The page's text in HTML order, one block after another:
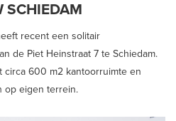
SCHIEDAM
recent een solitair
de Piet Heinstraat 7 te Schiedam.
circa 600 m2 kantoorruimte en
op eigen terrein.